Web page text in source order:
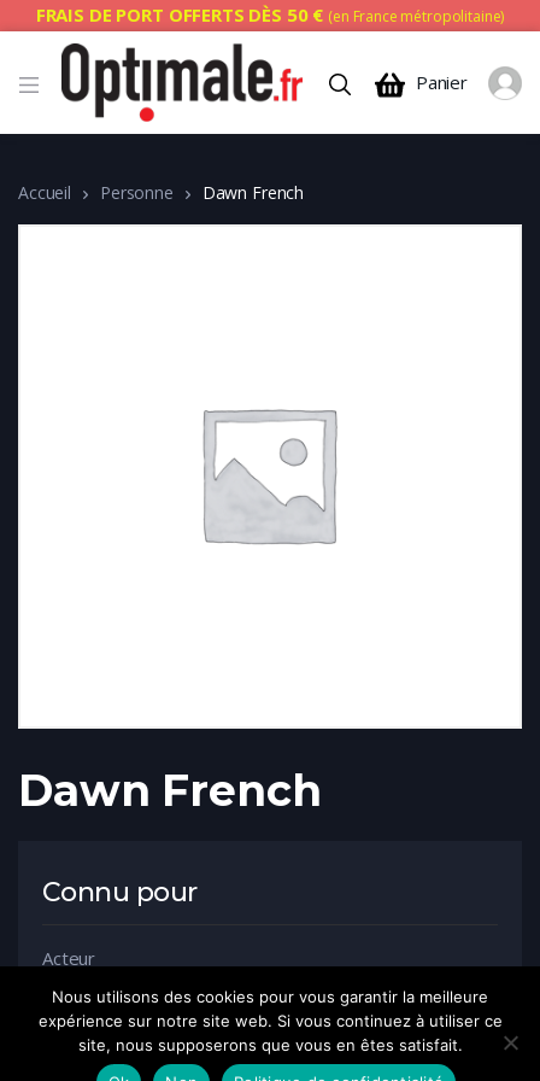
FRAIS DE PORT OFFERTS DÈS 50 € (en France métropolitaine)
Panier
Accueil Personne Dawn French
Dawn French
Connu pour
Acteur
Nous utilisons des cookies pour vous garantir la meilleure
expérience sur notre site web. Si vous continuez à utiliser ce
site, nous supposerons que vous en êtes satisfait.